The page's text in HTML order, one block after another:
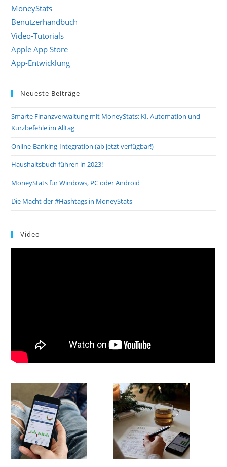
MoneyStats
Benutzerhandbuch
Video-Tutorials
Apple App Store
App-Entwicklung
Neueste Beiträge
Smarte Finanzverwaltung mit MoneyStats: KI, Automation und
Kurzbefehle im Alltag
Online-Banking-Integration (ab jetzt verfügbar!)
Haushaltsbuch führen in 2023!
MoneyStats für Windows, PC oder Android
Die Macht der #Hashtags in MoneyStats
Video